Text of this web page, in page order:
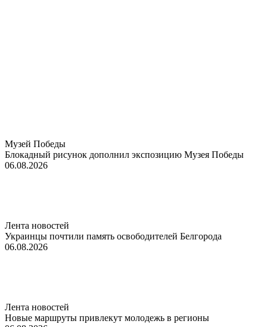
Музей Победы
Блокадный рисунок дополнил экспозицию Музея Победы
06.08.2026
Лента новостей
Украинцы почтили память освободителей Белгорода
06.08.2026
Лента новостей
Новые маршруты привлекут молодежь в регионы